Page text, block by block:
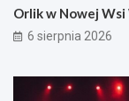
Orlik w Nowej
6 sierpnia 2026